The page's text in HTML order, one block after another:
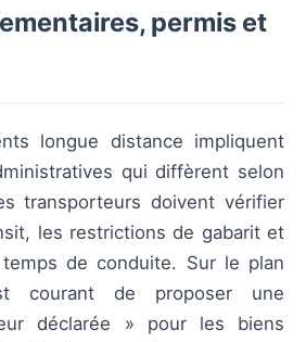
permis et
longue distance impliquent
qui diffèrent selon
transporteurs doivent vérifier
les restrictions de gabarit et
de conduite. Sur le plan
courant de proposer une
déclarée » pour les biens